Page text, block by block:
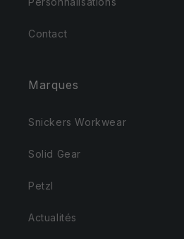
Contact
Marques
Snickers Workwear
Solid Gear
Petzl
Actualités